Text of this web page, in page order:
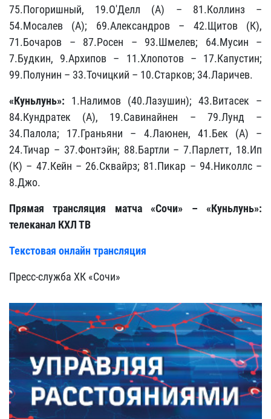
75.Погоришный, 19.О'Делл (А) – 81.Коллинз –
54.Мосалев (А); 69.Александров – 42.Щитов (К),
71.Бочаров – 87.Росен – 93.Шмелев; 64.Мусин –
7.Будкин, 9.Архипов – 11.Хлопотов – 17.Капустин;
99.Полунин – 33.Точицкий – 10.Старков; 34.Ларичев.
«Куньлунь»: 1.Налимов (40.Лазушин); 43.Витасек –
84.Кундратек (А), 19.Савинайнен – 79.Лунд –
34.Палола; 17.Граньяни – 4.Лаюнен, 41.Бек (А) –
24.Тичар – 37.Фонтэйн; 88.Бартли – 7.Парлетт, 18.Ип
(К) – 47.Кейн – 26.Сквайрз; 81.Пикар – 94.Николлс –
8.Джо.
Прямая трансляция матча«Сочи» – «Куньлунь»:
телеканал КХЛ ТВ
Текстовая онлайн трансляция
Пресс-служба ХК «Сочи»